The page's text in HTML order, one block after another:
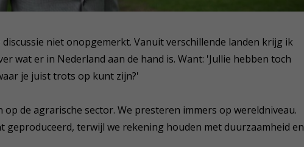
niet onopgemerkt. Vanuit verschillende landen krijg ik
wat er in Nederland aan de hand is. Want: 'Jullie hebben toch
je juist trots op kunt zijn?'
de agrarische sector. We presteren immers op wereldniveau.
geproduceerd, terwijl we rekening houden met duurzaamheid en